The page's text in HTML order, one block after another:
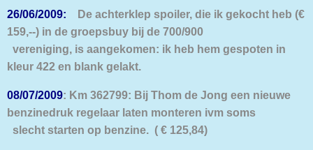
26/06/2009:
De achterklep spoiler, die ik gekocht heb (€
159,--) in de groepsbuy bij de 700/900
vereniging, is aangekomen: ik heb hem gespoten in
kleur 422 en blank gelakt.
08/07/2009: Km 362799: Bij Thom de Jong een nieuwe
benzinedruk regelaar laten monteren ivm soms
slecht starten op benzine. ( € 125,84)